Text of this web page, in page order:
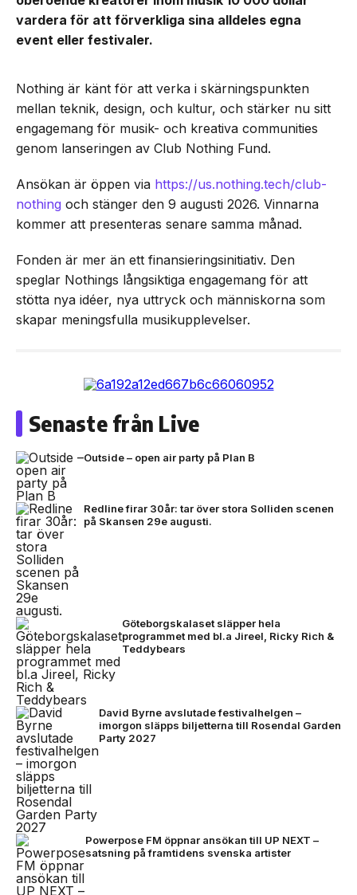
vardera för att förverkliga sina alldeles egna
event eller festivaler.
Nothing är känt för att verka i skärningspunkten
mellan teknik, design, och kultur, och stärker nu sitt
engagemang för musik- och kreativa communities
genom lanseringen av Club Nothing Fund.
Ansökan är öppen via https://us.nothing.tech/club-
nothing och stänger den 9 augusti 2026. Vinnarna
kommer att presenteras senare samma månad.
Fonden är mer än ett finansieringsinitiativ. Den
speglar Nothings långsiktiga engagemang för att
stötta nya idéer, nya uttryck och människorna som
skapar meningsfulla musikupplevelser.
Senaste från Live
Outside – open air party på Plan B
Redline firar 30år: tar över stora Solliden scenen
på Skansen 29e augusti.
Göteborgskalaset släpper hela
programmet med bl.a Jireel, Ricky Rich &
Teddybears
David Byrne avslutade festivalhelgen –
imorgon släpps biljetterna till Rosendal Garden
Party 2027
Powerpose FM öppnar ansökan till UP NEXT –
satsning på framtidens svenska artister